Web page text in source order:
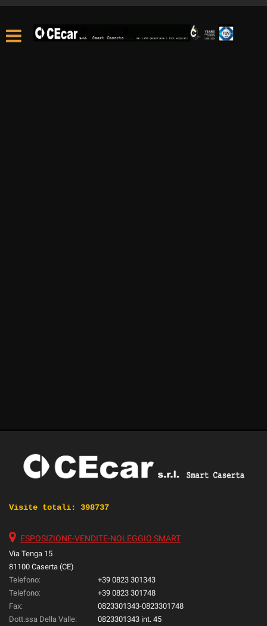
Visite totali: 398737
ESPOSIZIONE-VENDITE-NOLEGGIO SMART
Via Tenga 15
81100 Caserta (CE)
Telefono:
+39 0823 301343
Telefono:
+39 0823 301748
Fax:
0823301343-0823301748
Dott.ssa Della Valle:
0823301343 int. 45